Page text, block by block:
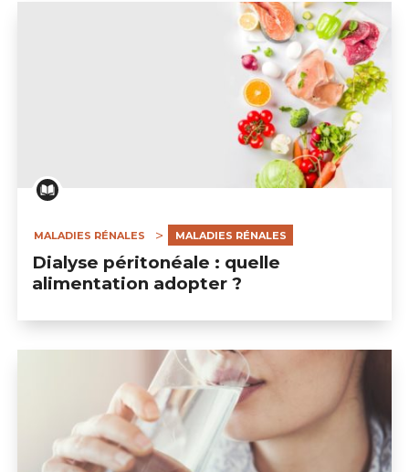
MALADIES RÉNALES MALADIES RÉNALES
Dialyse péritonéale : quelle
alimentation adopter ?